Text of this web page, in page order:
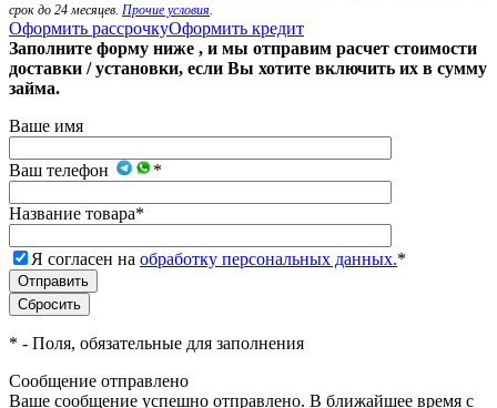
срок до 24 месяцев. Прочие условия.
Оформить рассрочкуОформить кредит
Заполните форму ниже , и мы отправим расчет стоимости
доставки / установки, если Вы хотите включить их в сумму
займа.
Ваше имя
Ваш телефон *
Название товара*
Я согласен на обработку персональных данных.*
* - Поля, обязательные для заполнения
Сообщение отправлено
Ваше сообщение успешно отправлено. В ближайшее время с